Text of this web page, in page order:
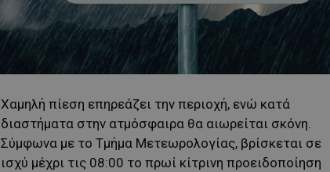
Χαμηλή πίεση επηρεάζει την περιοχή, ενώ κατά
διαστήματα στην ατμόσφαιρα θα αιωρείται σκόνη.
Σύμφωνα με το Τμήμα Μετεωρολογίας, βρίσκεται σε
ισχύ μέχρι τις 08:00 το πρωί κίτρινη προειδοποίηση